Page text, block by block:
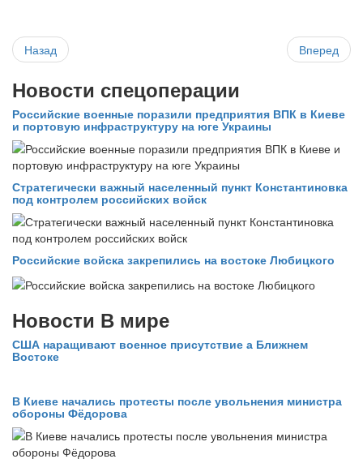
Назад Вперед
Новости спецоперации
Российские военные поразили предприятия ВПК в Киеве
и портовую инфраструктуру на юге Украины
Стратегически важный населенный пункт Константиновка
под контролем российских войск
Российские войска закрепились на востоке Любицкого
Новости В мире
США наращивают военное присутствие а Ближнем
Востоке
В Киеве начались протесты после увольнения министра
обороны Фёдорова